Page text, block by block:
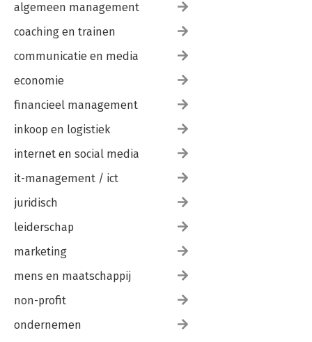
algemeen management
coaching en trainen
communicatie en media
economie
financieel management
inkoop en logistiek
internet en social media
it-management / ict
juridisch
leiderschap
marketing
mens en maatschappij
non-profit
ondernemen